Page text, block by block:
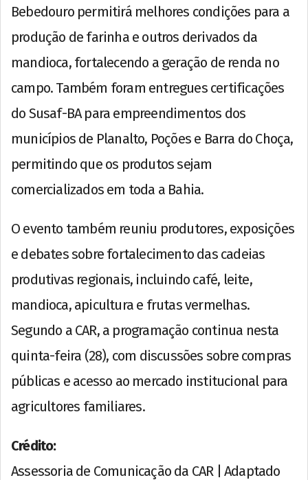
Bebedouro permitirá melhores condições para a
produção de farinha e outros derivados da
mandioca, fortalecendo a geração de renda no
campo. Também foram entregues certificações
do Susaf-BA para empreendimentos dos
municípios de Planalto, Poções e Barra do Choça,
permitindo que os produtos sejam
comercializados em toda a Bahia.
O evento também reuniu produtores, exposições
e debates sobre fortalecimento das cadeias
produtivas regionais, incluindo café, leite,
mandioca, apicultura e frutas vermelhas.
Segundo a CAR, a programação continua nesta
quinta-feira (28), com discussões sobre compras
públicas e acesso ao mercado institucional para
agricultores familiares.
Crédito:
Assessoria de Comunicação da CAR | Adaptado